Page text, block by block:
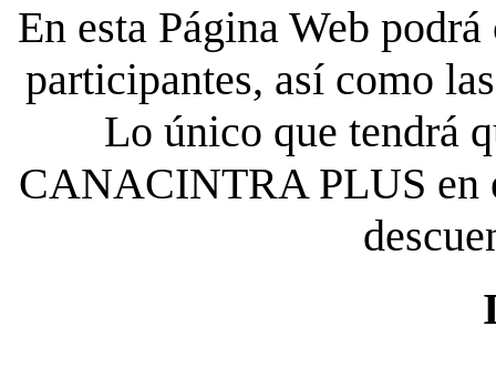
En esta Página Web
participantes, así como
Lo único que tendrá
CANACINTRA PLUS en